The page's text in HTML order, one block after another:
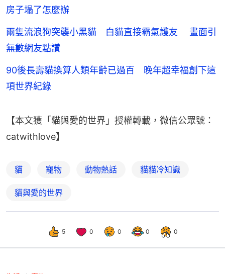
房子塌了怎麼辦
兩隻流浪狗突襲小黑貓 白貓直接霸氣護友 畫面引
無數網友點讚
90後長壽貓換算人類年齡已過百 晚年超幸福創下這
項世界紀錄
【本文獲「貓與愛的世界」授權轉載，微信公眾號：
catwithlove】
貓 寵物 動物熱話 貓貓冷知識
貓與愛的世界
5 0 0 0 0